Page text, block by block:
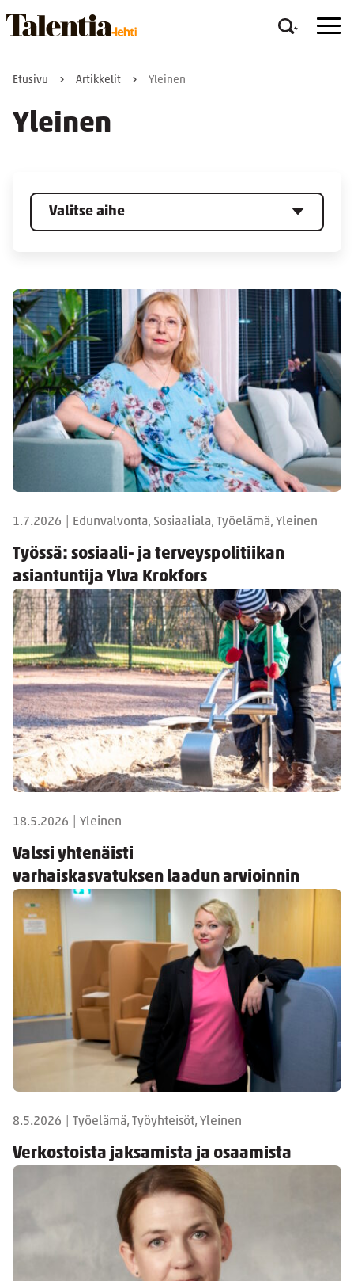
Etusivu Artikkelit Yleinen
Yleinen
1.7.2026 Edunvalvonta, Sosiaaliala, Työelämä, Yleinen
Työssä: sosiaali- ja terveyspolitiikan
asiantuntija Ylva Krokfors
18.5.2026 Yleinen
Valssi yhtenäisti
varhaiskasvatuksen laadun arvioinnin
8.5.2026 Työelämä, Työyhteisöt, Yleinen
Verkostoista jaksamista ja osaamista
Valitse aihe